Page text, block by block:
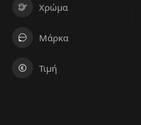
Χρώμα
Μάρκα
Τιμή